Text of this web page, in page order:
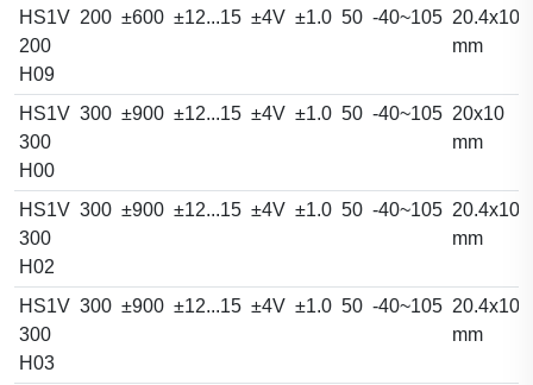
HS1V
200
H09
200 ±600 ±12...15 ±4V ±1.0 50 -40~105
mm
HS1V
300
H00
300 ±900 ±12...15 ±4V ±1.0 50 -40~105 20x10
mm
HS1V
300
H02
300 ±900 ±12...15 ±4V ±1.0 50 -40~105
mm
HS1V
300
H03
300 ±900 ±12...15 ±4V ±1.0 50 -40~105
mm